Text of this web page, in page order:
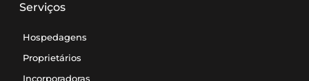
Serviços
Hospedagens
Proprietários
Incorporadoras